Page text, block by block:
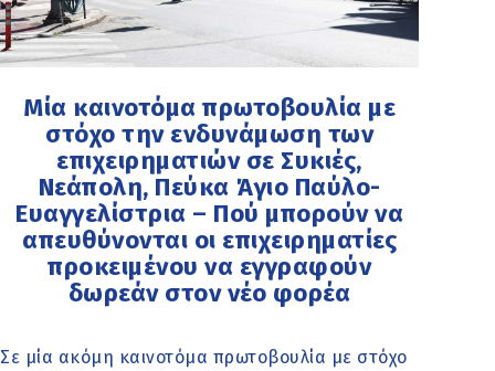
Μία καινοτόμα πρωτοβουλία με
στόχο την ενδυνάμωση των
επιχειρηματιών σε Συκιές,
Νεάπολη, Πεύκα Άγιο Παύλο-
Ευαγγελίστρια – Πού μπορούν να
απευθύνονται οι επιχειρηματίες
προκειμένου να εγγραφούν
δωρεάν στον νέο φορέα
Σε μία ακόμη καινοτόμα πρωτοβουλία με στόχο